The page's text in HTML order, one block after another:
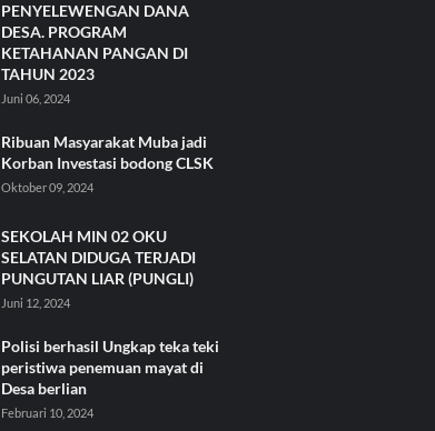
PENYELEWENGAN DANA
DESA. PROGRAM
KETAHANAN PANGAN DI
TAHUN 2023
Juni 06, 2024
Ribuan Masyarakat Muba jadi
Korban Investasi bodong CLSK
Oktober 09, 2024
SEKOLAH MIN 02 OKU
SELATAN DIDUGA TERJADI
PUNGUTAN LIAR (PUNGLI)
Juni 12, 2024
Polisi berhasil Ungkap teka teki
peristiwa penemuan mayat di
Desa berlian
Februari 10, 2024